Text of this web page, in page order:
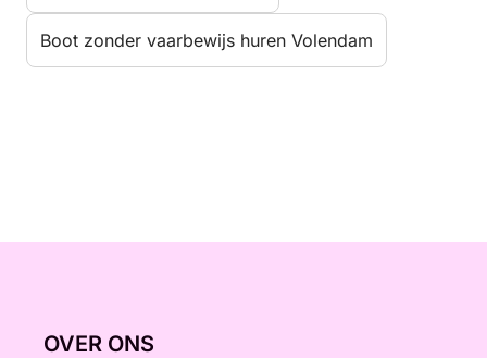
Boot zonder vaarbewijs huren Volendam
OVER ONS